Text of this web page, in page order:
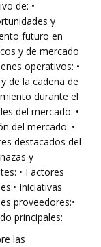
de: •
y
futuro en
y de mercado
operativos: •
de la cadena de
durante el
del mercado: •
del mercado: •
destacados del
y
• Factores
Iniciativas
proveedores:•
principales:
las